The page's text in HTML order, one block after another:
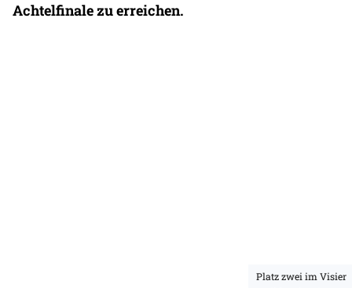
Achtelfinale zu erreichen.
Platz zwei im Visier